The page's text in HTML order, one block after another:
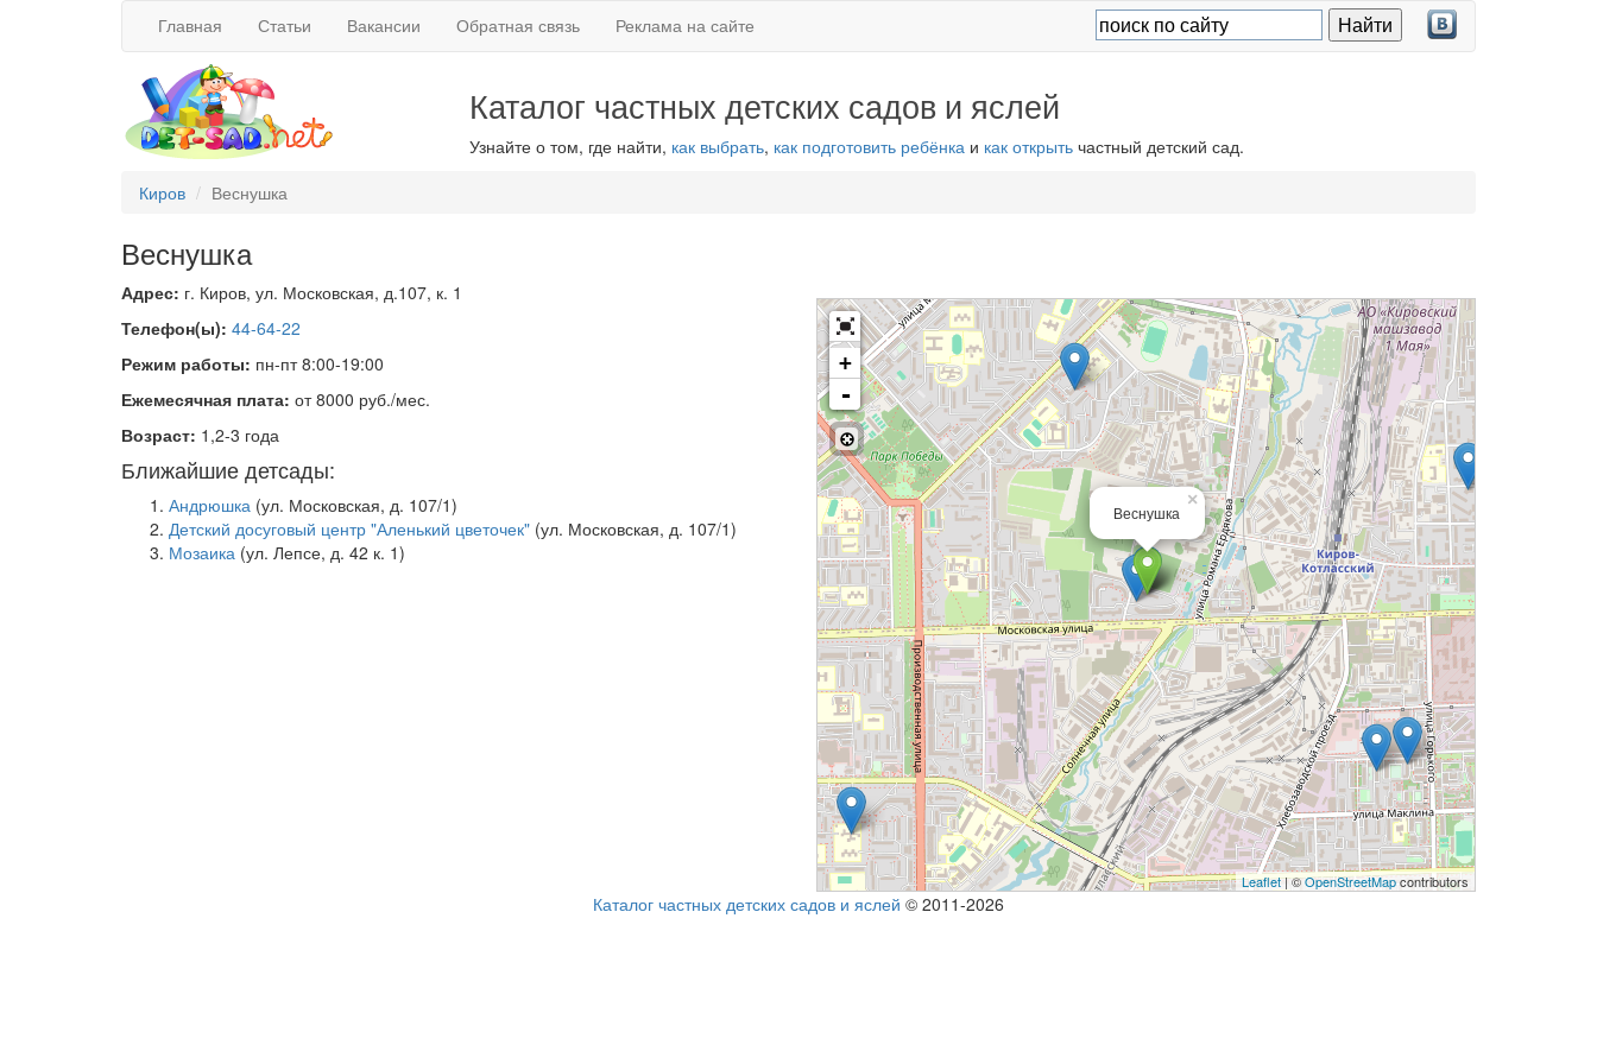
Главная Статьи Вакансии Обратная связь Реклама на сайте
Каталог частных детских садов и яслей
Узнайте о том, где найти, как выбрать, как подготовить ребёнкаи как открытьчастный детский сад.
Киров
Веснушка
Веснушка
Адрес: г. Киров, ул. Московская, д.107, к. 1
Телефон(ы): 44-64-22
Режим работы: пн-пт 8:00-19:00
Ежемесячная плата: от 8000 руб./мес.
Возраст: 1,2-3 года
Ближайшие детсады:
Андрюшка (ул. Московская, д. 107/1)
Детский досуговый центр "Аленький цветочек" (ул. Московская, д. 107/1)
Мозаика (ул. Лепсе, д. 42 к. 1)
×
Веснушка
+
-
Leaflet| ©OpenStreetMapcontributors
Каталог частных детских садов и яслей © 2011-2026